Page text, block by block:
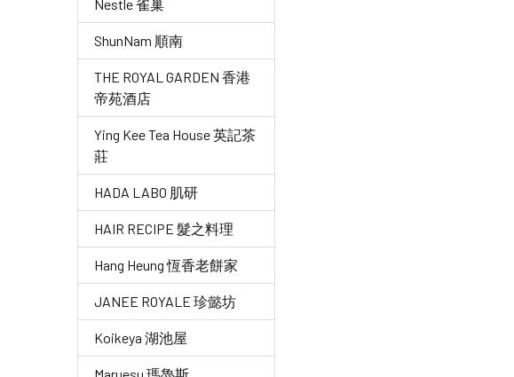
Nestle 雀巢
ShunNam 順南
THE ROYAL GARDEN 香港
帝苑酒店
Ying Kee Tea House 英記茶
莊
HADA LABO 肌研
HAIR RECIPE 髮之料理
Hang Heung 恆香老餅家
JANEE ROYALE 珍懿坊
Koikeya 湖池屋
Maruesu 瑪魯斯